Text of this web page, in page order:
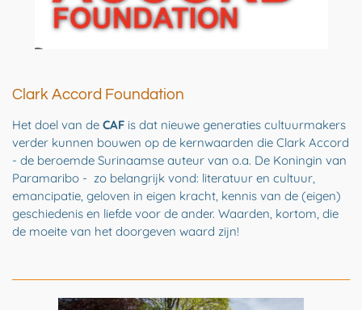
Clark Accord Foundation
Het doel van de CAF is dat nieuwe generaties cultuurmakers
verder kunnen bouwen op de kernwaarden die Clark Accord
- de beroemde Surinaamse auteur van o.a. De Koningin van
Paramaribo - zo belangrijk vond: literatuur en cultuur,
emancipatie, geloven in eigen kracht, kennis van de (eigen)
geschiedenis en liefde voor de ander. Waarden, kortom, die
de moeite van het doorgeven waard zijn!